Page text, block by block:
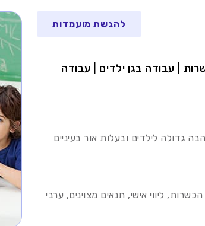
להגשת מועמדות
| עבודה בגן ילדים | עבודה
גדולה לילדים ובעלות אור בעיניים
ליווי אישי, תנאים מצוינים, ערבי